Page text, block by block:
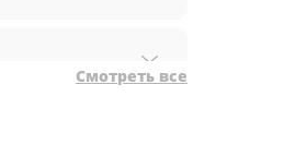
Смотреть все